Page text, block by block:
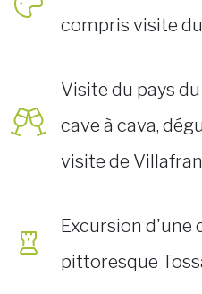
compris visite
Visite du pays
cave à cava,
visite de
Excursion d'une
pittoresque